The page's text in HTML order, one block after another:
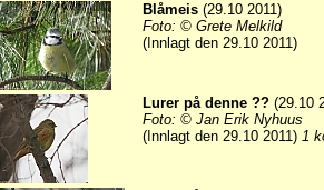
Blåmeis (29.10 2011)
Foto: © Grete Melkild
(Innlagt den 29.10 2011)
Lurer på denne ?? (29.10
Foto: © Jan Erik Nyhuus
(Innlagt den 29.10 2011) 1